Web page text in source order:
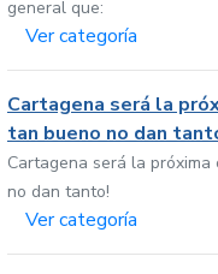
general que:
Ver categoría
Cartagena será la
tan bueno no dan
Cartagena será la próxima
no dan tanto!
Ver categoría